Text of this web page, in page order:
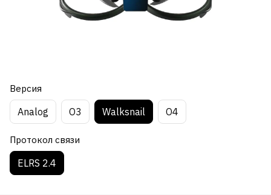
Версия
Analog О3 Walksnail O4
Протокол связи
ELRS 2.4